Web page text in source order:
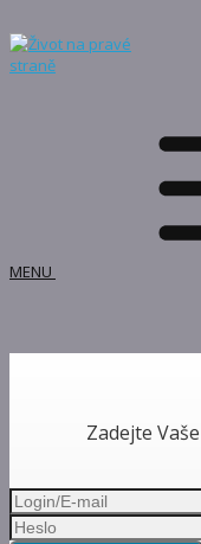
MENU
Zadejte